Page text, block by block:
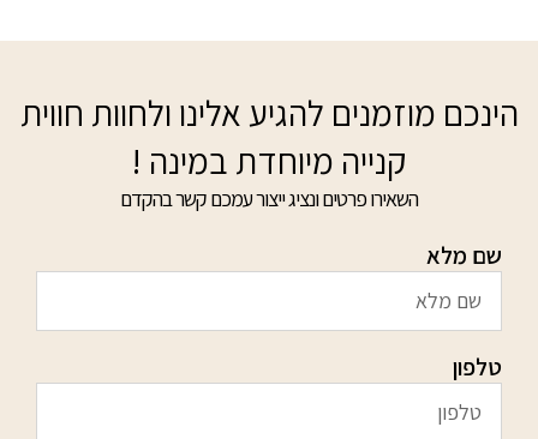
הינכם מוזמנים להגיע אלינו ולחוות חווית
קנייה מיוחדת במינה !
השאירו פרטים ונציג ייצור עמכם קשר בהקדם
שם מלא
טלפון